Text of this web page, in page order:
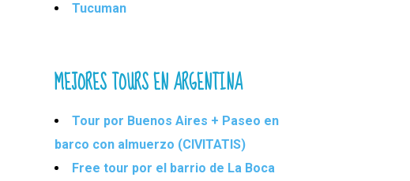
Tucuman
MEJORES TOURS EN ARGENTINA
Tour por Buenos Aires + Paseo en
barco con almuerzo (CIVITATIS)
Free tour por el barrio de La Boca